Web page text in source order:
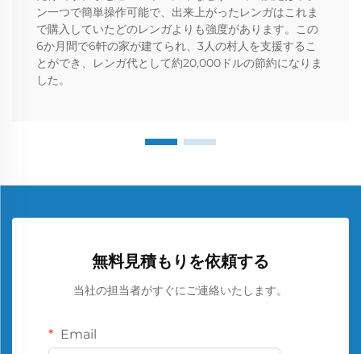
ン一つで簡単操作可能で、出来上がったレンガはこれま
で購入していたどのレンガよりも強度があります。この
6か月間で6軒の家が建てられ、3人の村人を支援するこ
とができ、レンガ代として約20,000ドルの節約になりま
した。
無料見積もりを依頼する
当社の担当者がすぐにご連絡いたします。
Email